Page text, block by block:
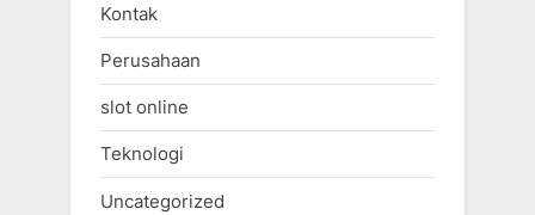
Kontak
Perusahaan
slot online
Teknologi
Uncategorized